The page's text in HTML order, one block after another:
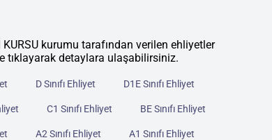
KURSU kurumu tarafından verilen ehliyetler
tıklayarak detaylara ulaşabilirsiniz.
D Sınıfı Ehliyet D1E Sınıfı Ehliyet
C1 Sınıfı Ehliyet BE Sınıfı Ehliyet
A2 Sınıfı Ehliyet A1 Sınıfı Ehliyet